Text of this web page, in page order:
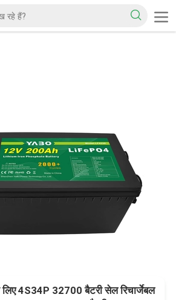
लिए 4S34P 32700 बैटरी सेल रिचार्जेबल